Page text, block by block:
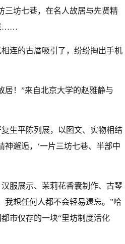
三坊七巷，在名人故居与先贤精
……
连的古厝吸引了，纷纷掏出手机
居！”来自北京大学的赵雅静与
生平陈列展，以图文、实物相结
邂逅，‘一片三坊七巷、半部中
服展示、茉莉花香囊制作、古琴
我想任何人都不会轻易遗忘。”哈
市仅存的一块“里坊制度活化